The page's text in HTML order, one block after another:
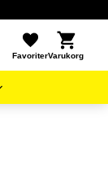
Favoriter
Kundvagn